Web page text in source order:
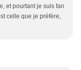
et pourtant je suis fan
celle que je préfère,